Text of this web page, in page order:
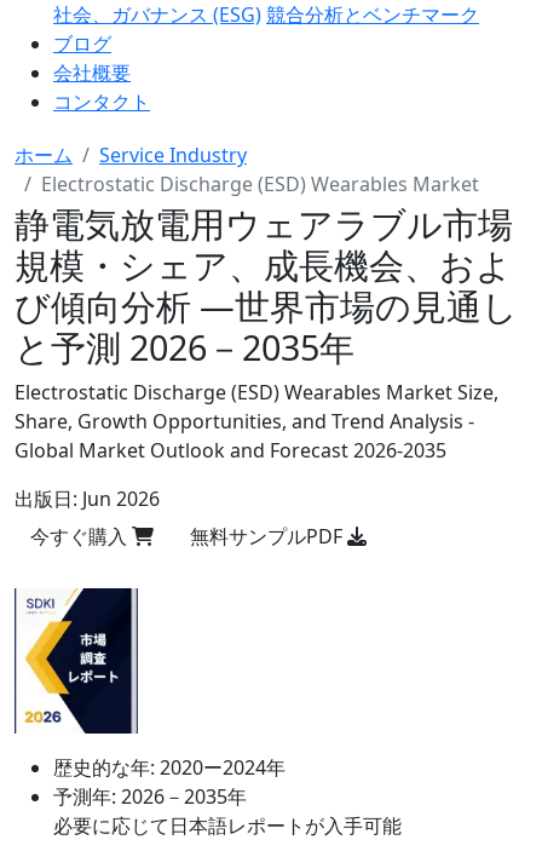
社会、ガバナンス (ESG)競合分析とベンチマーク
ブログ
会社概要
コンタクト
ホーム
Service Industry
Electrostatic Discharge (ESD) Wearables Market
静電気放電用ウェアラブル市場
規模・シェア、成長機会、およ
び傾向分析 ―世界市場の見通し
と予測 2026－2035年
Electrostatic Discharge (ESD) Wearables Market Size,
Share, Growth Opportunities, and Trend Analysis -
Global Market Outlook and Forecast 2026-2035
出版日: Jun 2026
今すぐ購入
無料サンプルPDF
歴史的な年: 2020ー2024年
予測年: 2026－2035年
必要に応じて日本語レポートが入手可能